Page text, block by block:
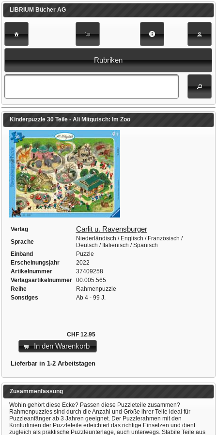
LIBRIUM Bücher AG
Rubriken
Kinderpuzzle 30 Teile - Ali Mitgutsch: Im Zoo
Verlag Carlit u. Ravensburger
Sprache
Niederländisch / Englisch / Französisch /
Deutsch / Italienisch / Spanisch
Einband
Puzzle
Erscheinungsjahr
2022
Artikelnummer
37409258
Verlagsartikelnummer
00.005.565
Reihe
Rahmenpuzzle
Sonstiges
Ab 4 - 99 J.
CHF 12.95
In den Warenkorb
Lieferbar in 1-2 Arbeitstagen
Zusammenfassung
Wohin gehört diese Ecke? Passen diese Puzzleteile zusammen?
Rahmenpuzzles sind durch die Anzahl und Größe ihrer Teile ideal für
Puzzleanfänger ab 3 Jahren geeignet. Der Puzzlerahmen mit den
Konturlinien der Puzzleteile erleichtert das richtige Einsetzen und dient
zugleich als praktische Puzzleunterlage, auch unterwegs. Stabile Teile aus